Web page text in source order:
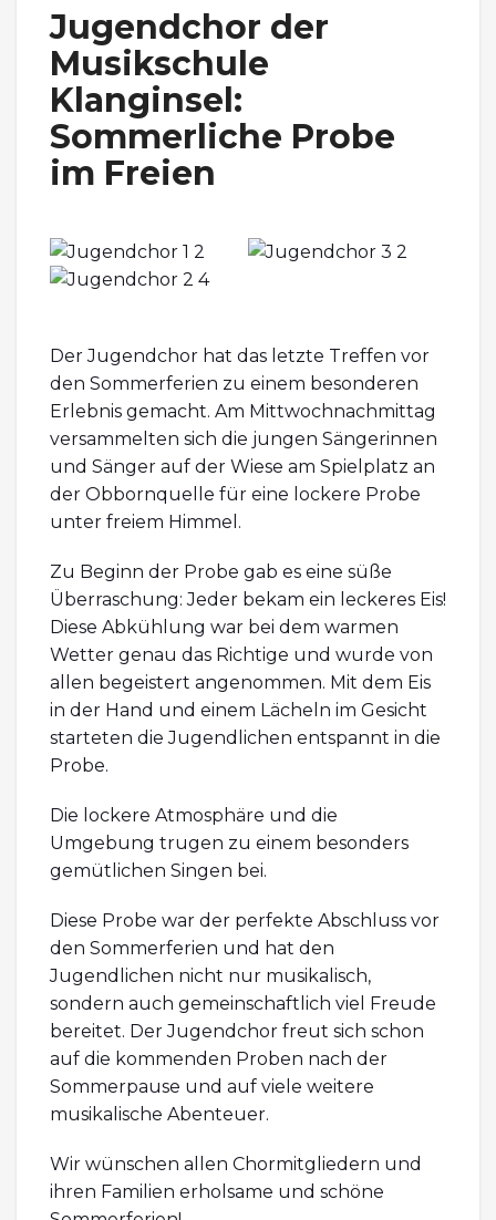
Jugendchor der
Musikschule
Klanginsel:
Sommerliche Probe
im Freien
Der Jugendchor hat das letzte Treffen vor
den Sommerferien zu einem besonderen
Erlebnis gemacht. Am Mittwochnachmittag
versammelten sich die jungen Sängerinnen
und Sänger auf der Wiese am Spielplatz an
der Obbornquelle für eine lockere Probe
unter freiem Himmel.
Zu Beginn der Probe gab es eine süße
Überraschung: Jeder bekam ein leckeres Eis!
Diese Abkühlung war bei dem warmen
Wetter genau das Richtige und wurde von
allen begeistert angenommen. Mit dem Eis
in der Hand und einem Lächeln im Gesicht
starteten die Jugendlichen entspannt in die
Probe.
Die lockere Atmosphäre und die
Umgebung trugen zu einem besonders
gemütlichen Singen bei.
Diese Probe war der perfekte Abschluss vor
den Sommerferien und hat den
Jugendlichen nicht nur musikalisch,
sondern auch gemeinschaftlich viel Freude
bereitet. Der Jugendchor freut sich schon
auf die kommenden Proben nach der
Sommerpause und auf viele weitere
musikalische Abenteuer.
Wir wünschen allen Chormitgliedern und
ihren Familien erholsame und schöne